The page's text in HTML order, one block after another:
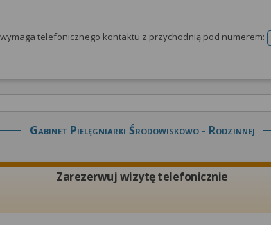
telefonicznego kontaktu z przychodnią pod numerem:
Gabinet Pielęgniarki Środowiskowo - Rodzinnej
Zarezerwuj wizytę telefonicznie